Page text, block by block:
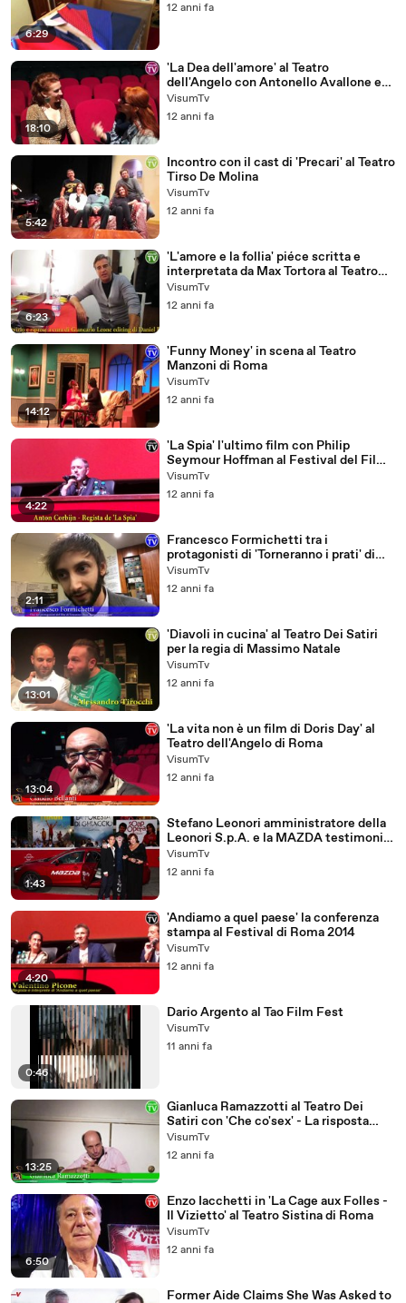
6:29
12 anni fa
18:10
'La Dea dell'amore' al Teatro
dell'Angelo con Antonello Avallone e
Giulia Di Quilio
VisumTv
12 anni fa
5:42
Incontro con il cast di 'Precari' al Teatro
Tirso De Molina
VisumTv
12 anni fa
6:23
'L'amore e la follia' piéce scritta e
interpretata da Max Tortora al Teatro
Sistina
VisumTv
12 anni fa
14:12
'Funny Money' in scena al Teatro
Manzoni di Roma
VisumTv
12 anni fa
4:22
'La Spia' l'ultimo film con Philip
Seymour Hoffman al Festival del Film
di Roma 2014
VisumTv
12 anni fa
2:11
Francesco Formichetti tra i
protagonisti di 'Torneranno i prati' di
Ermanno Olmi
VisumTv
12 anni fa
13:01
'Diavoli in cucina' al Teatro Dei Satiri
per la regia di Massimo Natale
VisumTv
12 anni fa
13:04
'La vita non è un film di Doris Day' al
Teatro dell'Angelo di Roma
VisumTv
12 anni fa
1:43
Stefano Leonori amministratore della
Leonori S.p.A. e la MAZDA testimonial
del Festival del Film di Roma
VisumTv
12 anni fa
4:20
'Andiamo a quel paese' la conferenza
stampa al Festival di Roma 2014
VisumTv
12 anni fa
0:46
Dario Argento al Tao Film Fest
VisumTv
11 anni fa
13:25
Gianluca Ramazzotti al Teatro Dei
Satiri con 'Che co'sex' - La risposta
dell'uomo ai monologhi dell
VisumTv
12 anni fa
6:50
Enzo Iacchetti in 'La Cage aux Folles -
Il Vizietto' al Teatro Sistina di Roma
VisumTv
12 anni fa
Former Aide Claims She Was Asked to